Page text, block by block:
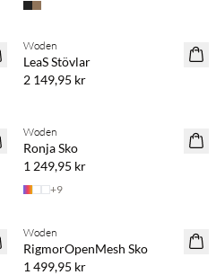
Woden
LeaS Stövlar
2 149,95 kr
Woden
Ronja Sko
1 249,95 kr
+9
Woden
RigmorOpenMesh Sko
1 499,95 kr